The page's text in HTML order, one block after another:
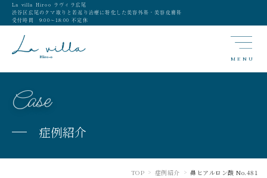
La villa Hiroo ラヴィラ広尾
渋谷区広尾のクマ取りと若返り治療に特化した美容外科・美容皮膚科
受付時間 9:00〜18:00 不定休
MENU
Case
症例紹介
TOP > 症例紹介 > 鼻ヒアルロン酸 No.481